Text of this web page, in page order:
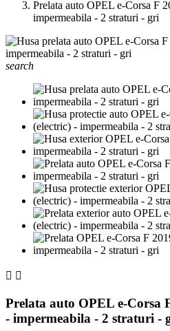
Prelata auto OPEL e-Corsa F
impermeabila - 2 straturi - gri
search
 
Prelata auto OPEL e-Corsa
- impermeabila - 2 straturi -